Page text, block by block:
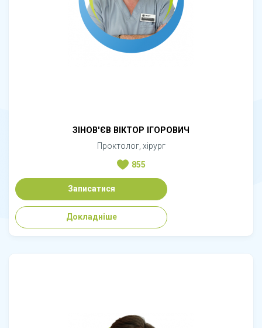
ЗІНОВ'ЄВ ВІКТОР ІГОРОВИЧ
Проктолог, хірург
855
Записатися
Докладніше